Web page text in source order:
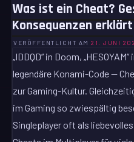
Was ist ein Cheat?
Konsequenzen erklärt
VERÖFFENTLICHT AM21. JUNI
„IDDQD“ in Doom,
legendäre Konami-Code —
zur Gaming-Kultur.
im Gaming so zwiespältig
Singleplayer oft als